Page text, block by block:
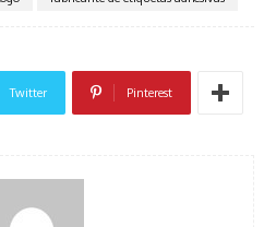
Twitter Pinterest